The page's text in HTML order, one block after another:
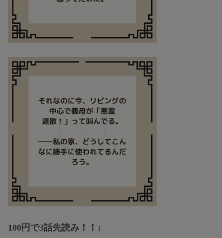
100円で3話先読み！！↓